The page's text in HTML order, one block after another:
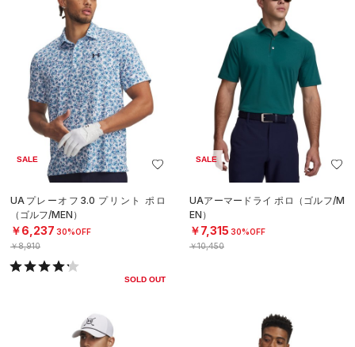
SALE
UAプレーオフ3.0 プリント ポロ
（ゴルフ/MEN）
￥6,237 30%OFF
￥8,910
SOLD OUT
SALE
UAアーマードライ ポロ（ゴルフ/M
EN）
￥7,315 30%OFF
￥10,450